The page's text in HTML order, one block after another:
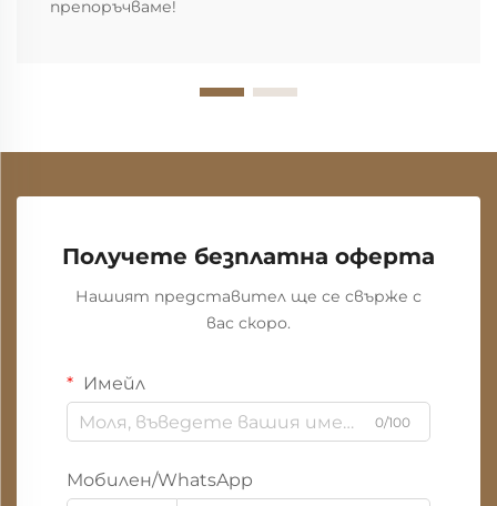
препоръчваме!
Получете безплатна оферта
Нашият представител ще се свърже с
вас скоро.
Имейл
0/100
Мобилен/WhatsApp